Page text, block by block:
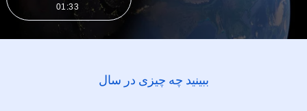
01:33
ببینید چه چیزی در سال